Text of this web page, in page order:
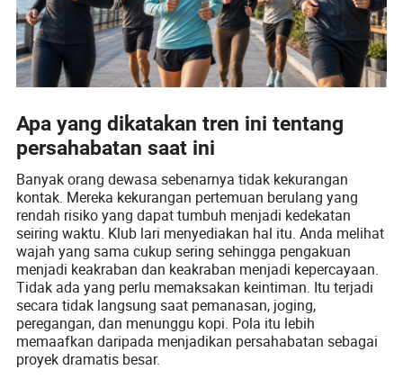
Apa yang dikatakan tren ini tentang
persahabatan saat ini
Banyak orang dewasa sebenarnya tidak kekurangan
kontak. Mereka kekurangan pertemuan berulang yang
rendah risiko yang dapat tumbuh menjadi kedekatan
seiring waktu. Klub lari menyediakan hal itu. Anda melihat
wajah yang sama cukup sering sehingga pengakuan
menjadi keakraban dan keakraban menjadi kepercayaan.
Tidak ada yang perlu memaksakan keintiman. Itu terjadi
secara tidak langsung saat pemanasan, joging,
peregangan, dan menunggu kopi. Pola itu lebih
memaafkan daripada menjadikan persahabatan sebagai
proyek dramatis besar.